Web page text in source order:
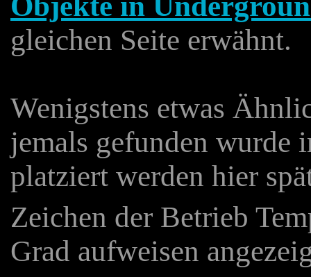
gleichen Seite erwähnt.
Wenigstens etwas
jemals gefunden wurde
platziert werden hier
Zeichen der Betrieb
Grad aufweisen